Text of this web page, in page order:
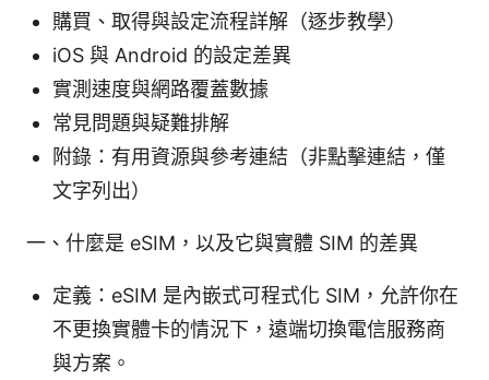
購買、取得與設定流程詳解（逐步教學）
iOS 與 Android 的設定差異
實測速度與網路覆蓋數據
常見問題與疑難排解
附錄：有用資源與參考連結（非點擊連結，僅
文字列出）
一、什麼是 eSIM，以及它與實體 SIM 的差異
定義：eSIM 是內嵌式可程式化 SIM，允許你在
不更換實體卡的情況下，遠端切換電信服務商
與方案。